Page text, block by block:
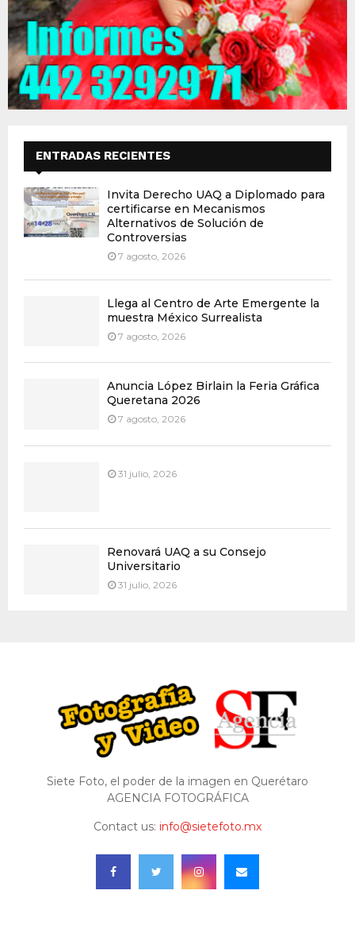
ENTRADAS RECIENTES
Invita Derecho UAQ a Diplomado para
certificarse en Mecanismos
Alternativos de Solución de
Controversias
7 agosto, 2026
Llega al Centro de Arte Emergente la
muestra México Surrealista
7 agosto, 2026
Anuncia López Birlain la Feria Gráfica
Queretana 2026
7 agosto, 2026
31 julio, 2026
Renovará UAQ a su Consejo
Universitario
31 julio, 2026
Siete Foto, el poder de la imagen en Querétaro
AGENCIA FOTOGRÁFICA
Contact us: info@sietefoto.mx